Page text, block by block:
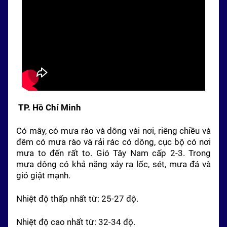
TP. Hồ Chí Minh
Có mây, có mưa rào và dông vài nơi, riêng chiều và
đêm có mưa rào và rải rác có dông, cục bộ có nơi
mưa to đến rất to. Gió Tây Nam cấp 2-3. Trong
mưa dông có khả năng xảy ra lốc, sét, mưa đá và
gió giật mạnh.
Nhiệt độ thấp nhất từ: 25-27 độ.
Nhiệt độ cao nhất từ: 32-34 độ.